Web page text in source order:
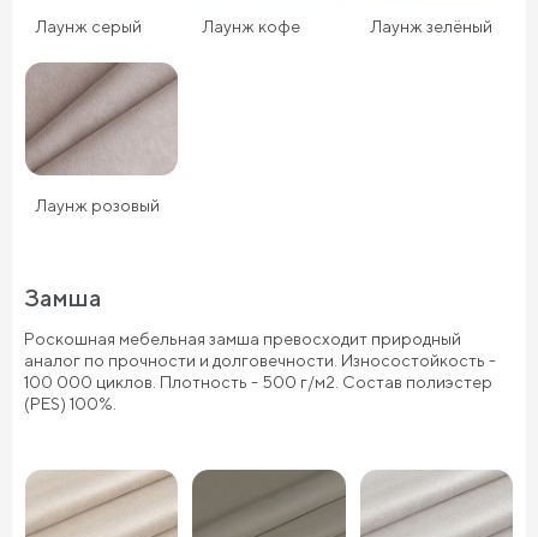
Лаунж серый Лаунж кофе Лаунж зелёный
Лаунж розовый
Замша
Роскошная мебельная замша превосходит природный
аналог по прочности и долговечности. Износостойкость -
100 000 циклов. Плотность - 500 г/м2. Состав полиэстер
(PES) 100%.